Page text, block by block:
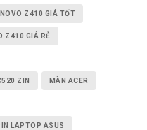
Z410 GIÁ TỐT
Z410 GIÁ RẺ
ZIN MÀN ACER
LAPTOP ASUS